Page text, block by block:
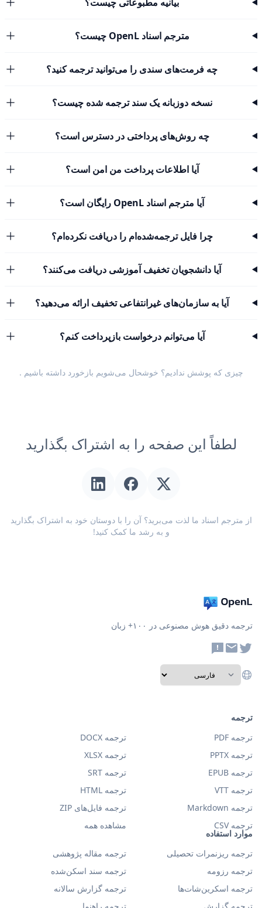
مترجم اسناد OpenL چیست؟
چه فرمت‌های سندی را می‌توانید ترجمه کنید؟
نسخه دوزبانه یک سند ترجمه شده چیست؟
چه روش‌های پرداختی در دسترس است؟
آیا اطلاعات پرداخت من امن است؟
آیا مترجم اسناد OpenL رایگان است؟
چرا فایل ترجمه‌شده‌ام را دریافت نکرده‌ام؟
آیا دانشجویان تخفیف آموزشی دریافت می‌کنند؟
آیا به سازمان‌های غیرانتفاعی تخفیف ارائه می‌دهید؟
آیا می‌توانم درخواست بازپرداخت کنم؟
چیزی که پوشش ندادیم؟ خوشحال می‌شویم بازخورد داشته باشیم .
لطفاً این صفحه را به اشتراک بگذارید
از مترجم اسناد ما لذت می‌برید؟ آن را با دوستان خود به اشتراک بگذارید
و به رشد ما کمک کنید!
ترجمه دقیق هوش مصنوعی در ۱۰۰+ زبان
موارد استفاده
ترجمه ریزنمرات تحصیلی
ترجمه مقاله پژوهشی
ترجمه رزومه
ترجمه سند اسکن‌شده
ترجمه اسکرین‌شات‌ها
ترجمه گزارش سالانه
ترجمه
ترجمه PDF
ترجمه DOCX
ترجمه PPTX
ترجمه XLSX
ترجمه EPUB
ترجمه SRT
ترجمه VTT
ترجمه HTML
ترجمه Markdown
ترجمه فایل‌های ZIP
ترجمه CSV
مشاهده همه